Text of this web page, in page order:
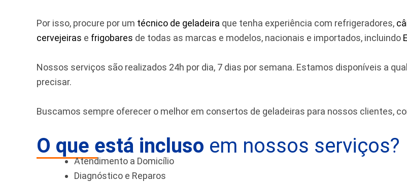
Por isso, procure por um técnico de geladeira que tenha experiência com refrigeradores,
cervejeiras e frigobares de todas as marcas e modelos, nacionais e importados, incluindo
Nossos serviços são realizados 24h por dia, 7 dias por semana. Estamos disponíveis a
precisar.
Buscamos sempre oferecer o melhor em consertos de geladeiras para nossos clientes,
O que está incluso em nossos serviços?
Atendimento a Domicílio
Diagnóstico e Reparos